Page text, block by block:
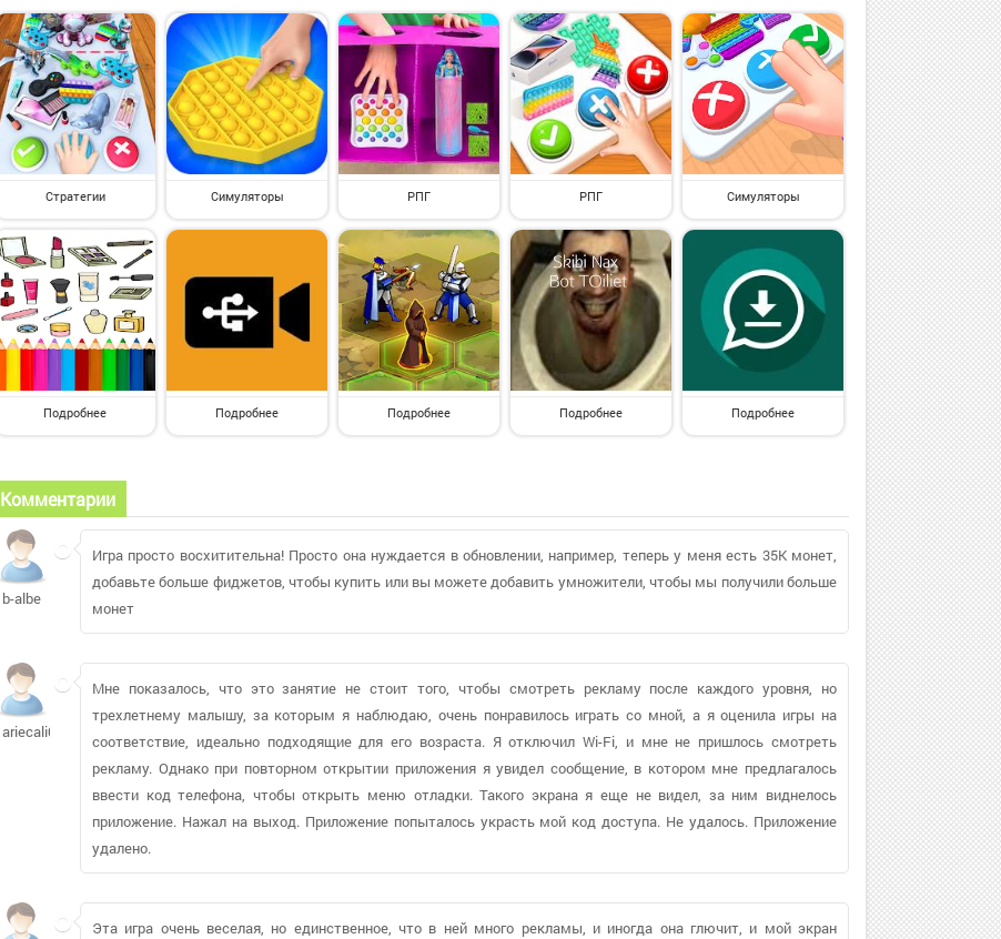
Стратегии Симуляторы РПГ РПГ Симуляторы
Подробнее Подробнее Подробнее Подробнее Подробнее
Комментарии
b-albe
Игра просто восхитительна! Просто она нуждается в обновлении, например, теперь у меня есть 35K монет,
добавьте больше фиджетов, чтобы купить или вы можете добавить умножители, чтобы мы получили больше
монет
ariecali09523
Мне показалось, что это занятие не стоит того, чтобы смотреть рекламу после каждого уровня, но
трехлетнему малышу, за которым я наблюдаю, очень понравилось играть со мной, а я оценила игры на
соответствие, идеально подходящие для его возраста. Я отключил Wi-Fi, и мне не пришлось смотреть
рекламу. Однако при повторном открытии приложения я увидел сообщение, в котором мне предлагалось
ввести код телефона, чтобы открыть меню отладки. Такого экрана я еще не видел, за ним виднелось
приложение. Нажал на выход. Приложение попыталось украсть мой код доступа. Не удалось. Приложение
удалено.
Эта игра очень веселая, но единственное, что в ней много рекламы, и иногда она глючит, и мой экран